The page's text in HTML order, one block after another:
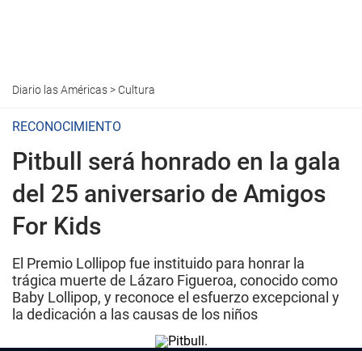
Diario las Américas> Cultura
RECONOCIMIENTO
Pitbull será honrado en la gala
del 25 aniversario de Amigos
For Kids
El Premio Lollipop fue instituido para honrar la
trágica muerte de Lázaro Figueroa, conocido como
Baby Lollipop, y reconoce el esfuerzo excepcional y
la dedicación a las causas de los niños